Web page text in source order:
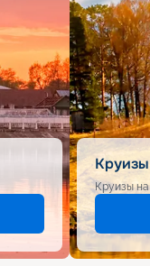
Круизы